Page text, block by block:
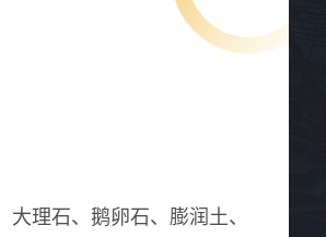
理石、鹅卵石、膨润土、